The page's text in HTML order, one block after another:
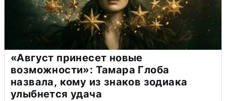
«Август принесет новые
возможности»: Тамара Глоба
назвала, кому из знаков зодиака
улыбнется удача